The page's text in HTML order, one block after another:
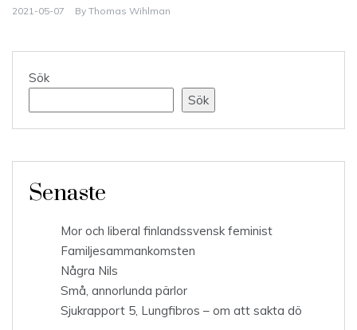
2021-05-07 By Thomas Wihlman
Sök
Sök
Senaste
Mor och liberal finlandssvensk feminist
Familjesammankomsten
Några Nils
Små, annorlunda pärlor
Sjukrapport 5, Lungfibros – om att sakta dö